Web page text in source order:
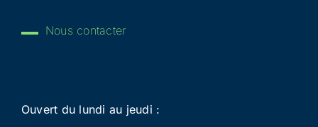
Nous contacter
Ouvert du lundi au jeudi :